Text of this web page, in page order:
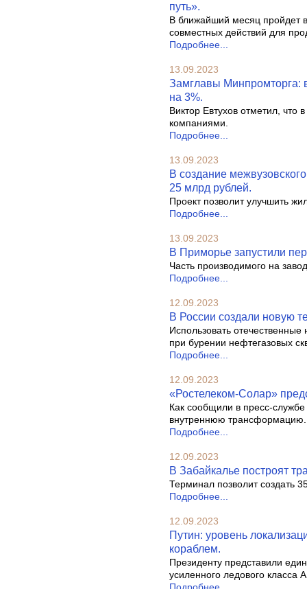
путь».
В ближайший месяц пройдет
совместных действий для
Подробнее...
13.09.2023
Замглавы Минпромторга:
на 3%.
Виктор Евтухов отметил, что
компаниями.
Подробнее...
13.09.2023
В создание
25 млрд рублей.
Проект позволит улучшить
Подробнее...
13.09.2023
В Приморье запустили
Часть производимого на
Подробнее...
12.09.2023
В России создали новую
Использовать
при бурении нефтегазовых
Подробнее...
12.09.2023
«Ростелеком-Солар»
Как сообщили в пресс-
внутреннюю трансформацию.
Подробнее...
12.09.2023
В Забайкалье построят
Терминал позволит создать
Подробнее...
12.09.2023
Путин: уровень
кораблем.
Президенту представили
усиленного ледового класса